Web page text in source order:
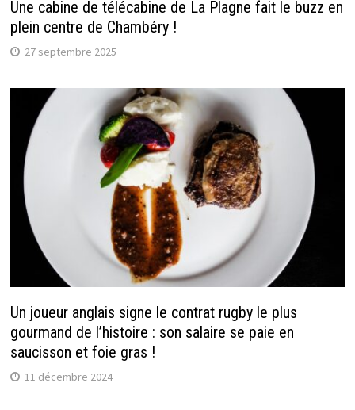
Une cabine de télécabine de La Plagne fait le buzz en
plein centre de Chambéry !
27 septembre 2025
Un joueur anglais signe le contrat rugby le plus
gourmand de l’histoire : son salaire se paie en
saucisson et foie gras !
11 décembre 2024